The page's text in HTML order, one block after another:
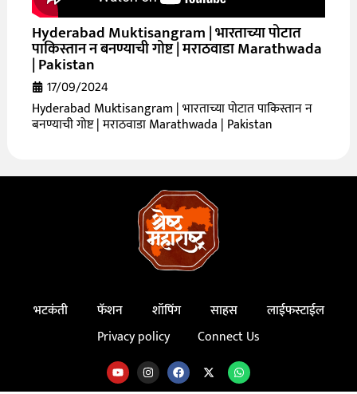
Hyderabad Muktisangram | भारताच्या पोटात
पाकिस्तान न बनण्याची गोष्ट | मराठवाडा Marathwada
| Pakistan
17/09/2024
Hyderabad Muktisangram | भारताच्या पोटात पाकिस्तान न
बनण्याची गोष्ट | मराठवाडा Marathwada | Pakistan
भटकंती फॅशन शॉपिंग साहस
लाईफस्टाईल
Privacy policy
Connect Us